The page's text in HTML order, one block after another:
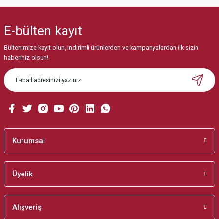
Görüş ve önerileriniz için teşekkür ederiz.
Ürün resmi kalitesiz, bozuk veya görüntülenemiyor.
Ürün açıklamasında eksik bilgiler bulunuyor.
Ürün bilgilerinde hatalar bulunuyor.
Bu ürüne benzer farklı alternatifler olmalı.
E-bülten kayıt
Bültenimize kayıt olun, indirimli ürünlerden ve kampanyalardan ilk sizin
haberiniz olsun!
Kurumsal
Üyelik
Alışveriş